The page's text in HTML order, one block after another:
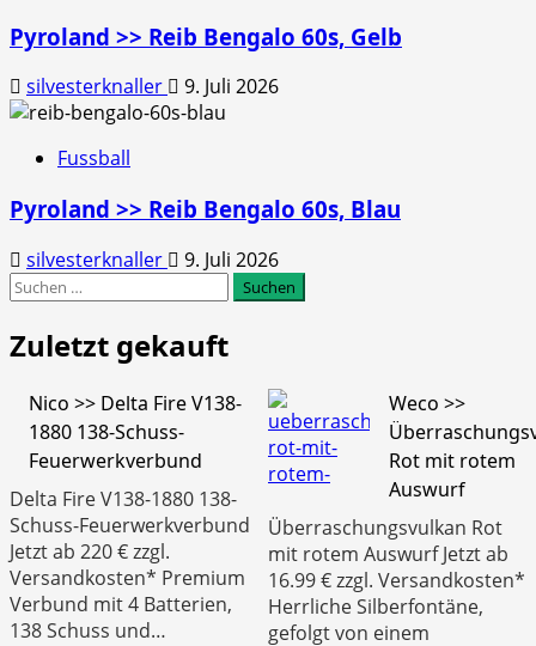
Pyroland >> Reib Bengalo 60s, Gelb
silvesterknaller 9. Juli 2026
Fussball
Pyroland >> Reib Bengalo 60s, Blau
silvesterknaller
9. Juli 2026
Suchen
Zuletzt gekauft
Nico >> Delta Fire V138-
1880 138-Schuss-
Feuerwerkverbund
Delta Fire V138-1880 138-
Schuss-Feuerwerkverbund
Jetzt ab 220 € zzgl.
Versandkosten* Premium
Verbund mit 4 Batterien,
138 Schuss und…
Weco >>
Rot mit rotem
Auswurf
Überraschungsvulkan Rot
mit rotem Auswurf Jetzt ab
16.99 € zzgl. Versandkosten*
Herrliche Silberfontäne,
gefolgt von einem